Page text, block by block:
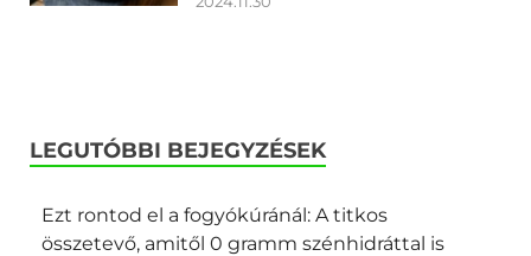
LEGUTÓBBI BEJEGYZÉSEK
Ezt rontod el a fogyókúránál: A titkos
összetevő, amitől 0 gramm szénhidráttal is